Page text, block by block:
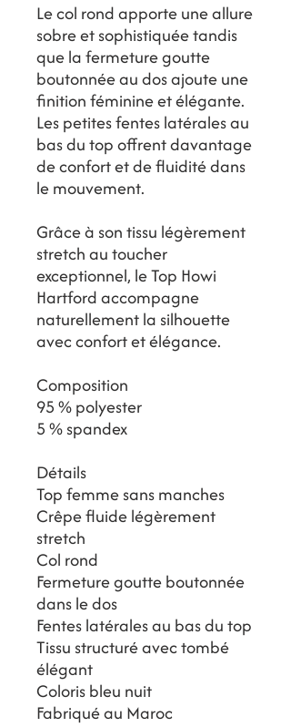
Le col rond apporte une allure
sobre et sophistiquée tandis
que la fermeture goutte
boutonnée au dos ajoute une
finition féminine et élégante.
Les petites fentes latérales au
bas du top offrent davantage
de confort et de fluidité dans
le mouvement.
Grâce à son tissu légèrement
stretch au toucher
exceptionnel, le Top Howi
Hartford accompagne
naturellement la silhouette
avec confort et élégance.
Composition
95 % polyester
5 % spandex
Détails
Top femme sans manches
Crêpe fluide légèrement
stretch
Col rond
Fermeture goutte boutonnée
dans le dos
Fentes latérales au bas du top
Tissu structuré avec tombé
élégant
Coloris bleu nuit
Fabriqué au Maroc